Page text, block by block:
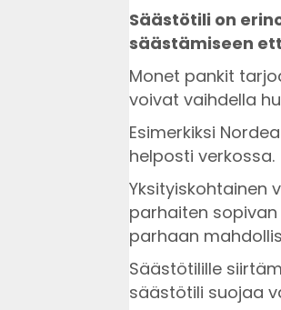
Säästötili on
säästämiseen
Monet pankit
voivat vaihdella
Esimerkiksi
helposti verkossa.
Yksityiskohtainen
parhaiten
parhaan
Säästötilille
säästötili suojaa